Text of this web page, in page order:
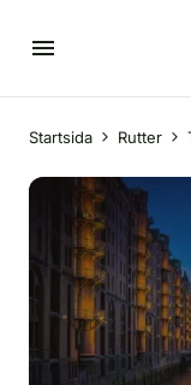
Startsida Rutter